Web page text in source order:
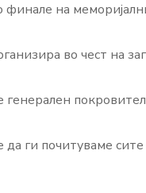
финале на
во чест на
покровител
ги почитуваме